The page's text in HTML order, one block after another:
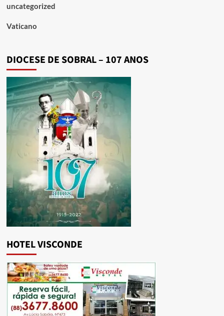
uncategorized
Vaticano
DIOCESE DE SOBRAL – 107 ANOS
HOTEL VISCONDE